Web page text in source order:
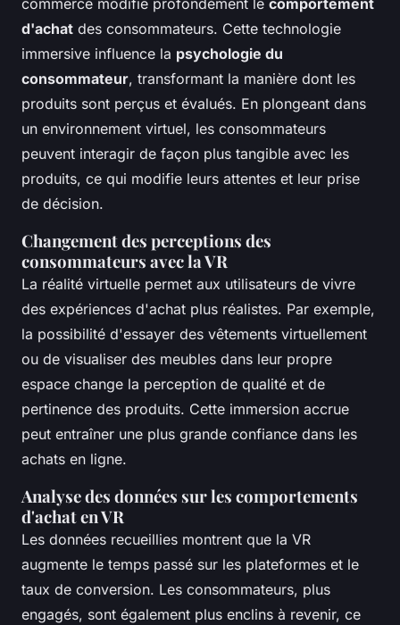
commerce modifie profondément le comportement
d'achat des consommateurs. Cette technologie
immersive influence la psychologie du
consommateur, transformant la manière dont les
produits sont perçus et évalués. En plongeant dans
un environnement virtuel, les consommateurs
peuvent interagir de façon plus tangible avec les
produits, ce qui modifie leurs attentes et leur prise
de décision.
Changement des perceptions des
consommateurs avec la VR
La réalité virtuelle permet aux utilisateurs de vivre
des expériences d'achat plus réalistes. Par exemple,
la possibilité d'essayer des vêtements virtuellement
ou de visualiser des meubles dans leur propre
espace change la perception de qualité et de
pertinence des produits. Cette immersion accrue
peut entraîner une plus grande confiance dans les
achats en ligne.
Analyse des données sur les comportements
d'achat en VR
Les données recueillies montrent que la VR
augmente le temps passé sur les plateformes et le
taux de conversion. Les consommateurs, plus
engagés, sont également plus enclins à revenir, ce